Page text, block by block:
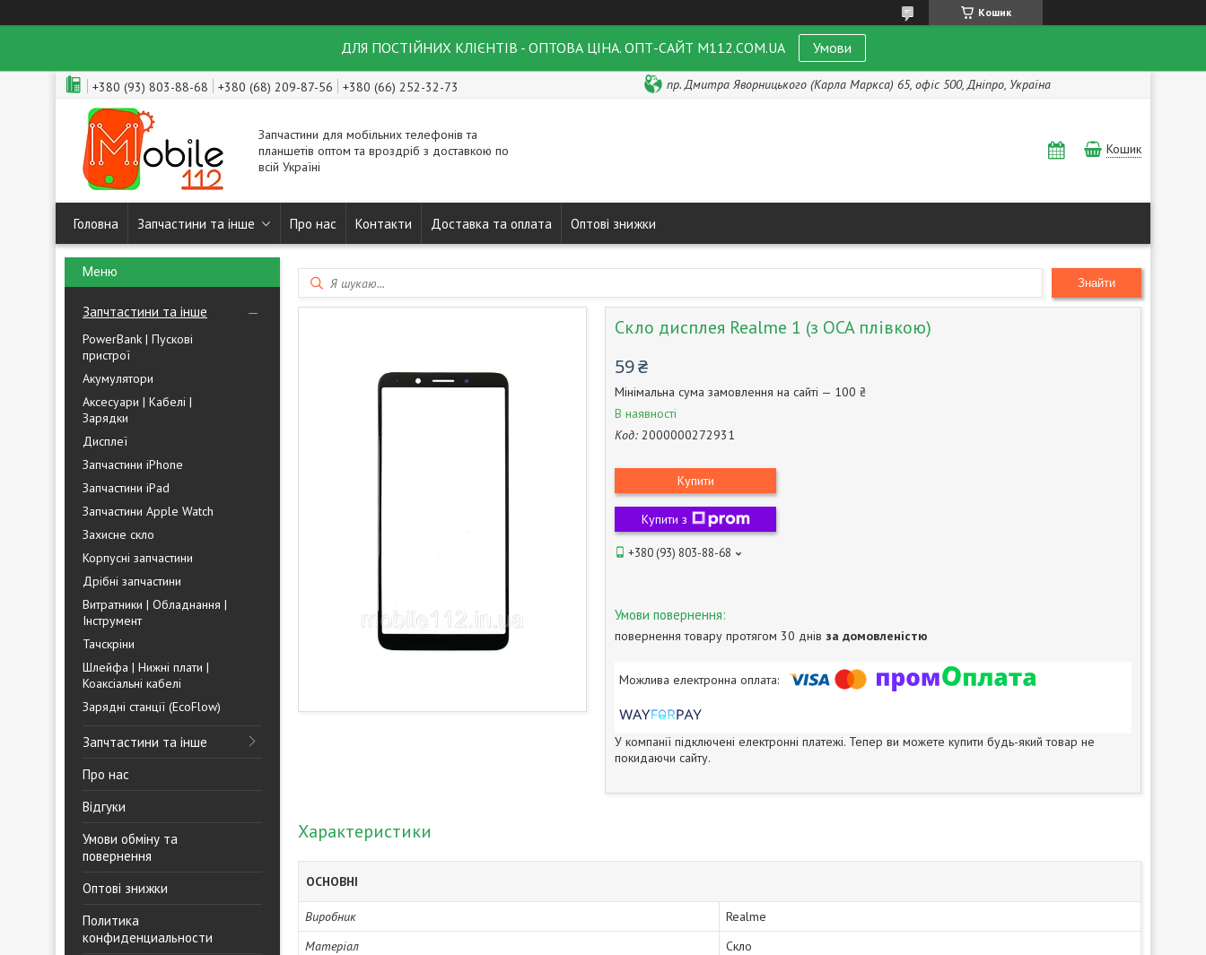
Кошик
ДЛЯ ПОСТІЙНИХ КЛІЄНТІВ - ОПТОВА ЦІНА. ОПТ-САЙТ M112.COM.UA Умови
+380 (93) 803-88-68 +380 (68) 209-87-56 +380 (66) 252-32-73 пр. Дмитра Яворницького (Карла Маркса) 65, офіс 500, Дніпро, Україна
Запчастини для мобільних телефонів та
планшетів оптом та вроздріб з доставкою по
всій Україні
Кошик
Головна Запчастини та інше Про нас Контакти Доставка та оплата Оптові знижки
Запчтастини та інше
PowerBank | Пускові
пристрої
Акумулятори
Аксесуари | Кабелі |
Зарядки
Дисплеї
Запчастини iPhone
Запчастини iPad
Запчастини Apple Watch
Захисне скло
Корпусні запчастини
Дрібні запчастини
Витратники | Обладнання |
Інструмент
Тачскріни
Шлейфа | Нижні плати |
Коаксіальні кабелі
Зарядні станції (EcoFlow)
Запчтастини та інше
Про нас
Відгуки
Умови обміну та
повернення
Оптові знижки
Политика
конфиденциальности
Знайти
Скло дисплея Realme 1 (з OCA плівкою)
59 ₴
Мінімальна сума замовлення на сайті — 100 ₴
В наявності
Код: 2000000272931
Купити
Купити з
+380 (93) 803-88-68
повернення товару протягом 30 днів за домовленістю
У компанії підключені електронні платежі. Тепер ви можете купити будь-який товар не
покидаючи сайту.
Характеристики
ОСНОВНІ
Виробник
Realme
Матеріал
Скло